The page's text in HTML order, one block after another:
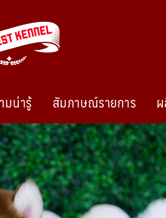
มน่ารู้ สัมภาษณ์รายการ